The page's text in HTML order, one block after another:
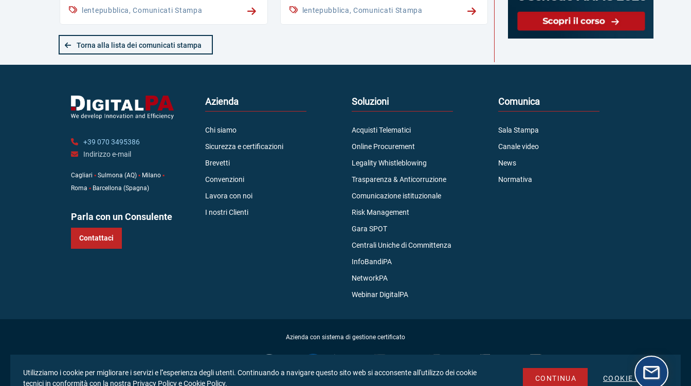
Utilizziamo i cookie per migliorare i servizi e l''esperienza degli utenti. Continuando a navigare questo sito web si acconsente all'utilizzo dei cookie
tecnici in conformità con la nostra Privacy PolicyeCookie Policy.
CONTINUA COOKIE POLICY
lentepubblica, Comunicati Stampa
lentepubblica, Comunicati Stampa
Torna alla lista dei comunicati stampa
+39 070 3495386
Indirizzo e-mail
Cagliari ▪ Sulmona (AQ) ▪ Milano ▪
Roma ▪ Barcellona (Spagna)
Parla con un Consulente
Contattaci
Azienda
Chi siamo
Sicurezza e certificazioni
Brevetti
Convenzioni
Lavora con noi
I nostri Clienti
Soluzioni
Acquisti Telematici
Online Procurement
Legality Whistleblowing
Trasparenza & Anticorruzione
Comunicazione istituzionale
Risk Management
Gara SPOT
Centrali Uniche di Committenza
InfoBandiPA
NetworkPA
Webinar DigitalPA
Comunica
Sala Stampa
Canale video
News
Normativa
Azienda con sistema di gestione certificato